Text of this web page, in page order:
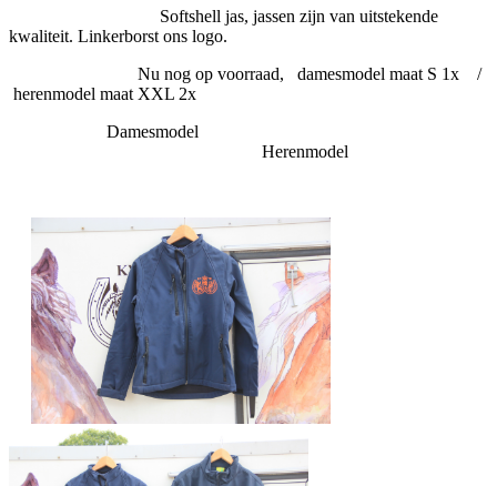
Softshell jas, jassen zijn van uitstekende
kwaliteit. Linkerborst ons logo.
Nu nog op voorraad, damesmodel maat S 1x /
herenmodel maat XXL 2x
Damesmodel
Herenmodel